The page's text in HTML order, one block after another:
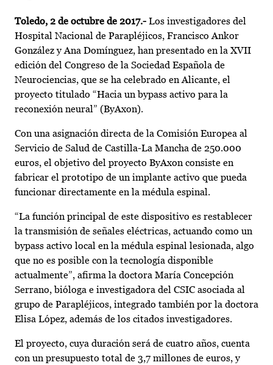
Toledo, 2 de octubre de 2017.- Los investigadores del
Hospital Nacional de Parapléjicos, Francisco Ankor
González y Ana Domínguez, han presentado en la XVII
edición del Congreso de la Sociedad Española de
Neurociencias, que se ha celebrado en Alicante, el
proyecto titulado “Hacia un bypass activo para la
reconexión neural” (ByAxon).
Con una asignación directa de la Comisión Europea al
Servicio de Salud de Castilla-La Mancha de 250.000
euros, el objetivo del proyecto ByAxon consiste en
fabricar el prototipo de un implante activo que pueda
funcionar directamente en la médula espinal.
“La función principal de este dispositivo es restablecer
la transmisión de señales eléctricas, actuando como un
bypass activo local en la médula espinal lesionada, algo
que no es posible con la tecnología disponible
actualmente”, afirma la doctora María Concepción
Serrano, bióloga e investigadora del CSIC asociada al
grupo de Parapléjicos, integrado también por la doctora
Elisa López, además de los citados investigadores.
El proyecto, cuya duración será de cuatro años, cuenta
con un presupuesto total de 3,7 millones de euros, y